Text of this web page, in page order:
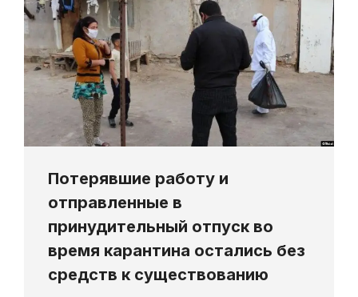
Потерявшие работу и
отправленные в
принудительный отпуск во
время карантина остались без
средств к существованию